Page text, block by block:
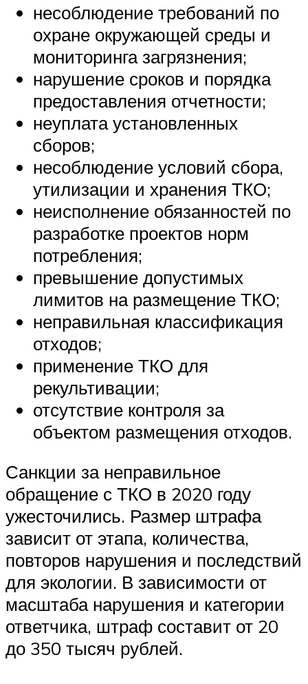
несоблюдение требований по
охране окружающей среды и
мониторинга загрязнения;
нарушение сроков и порядка
предоставления отчетности;
неуплата установленных
сборов;
несоблюдение условий сбора,
утилизации и хранения ТКО;
неисполнение обязанностей по
разработке проектов норм
потребления;
превышение допустимых
лимитов на размещение ТКО;
неправильная классификация
отходов;
применение ТКО для
рекультивации;
отсутствие контроля за
объектом размещения отходов.
Санкции за неправильное
обращение с ТКО в 2020 году
ужесточились. Размер штрафа
зависит от этапа, количества,
повторов нарушения и последствий
для экологии. В зависимости от
масштаба нарушения и категории
ответчика, штраф составит от 20
до 350 тысяч рублей.